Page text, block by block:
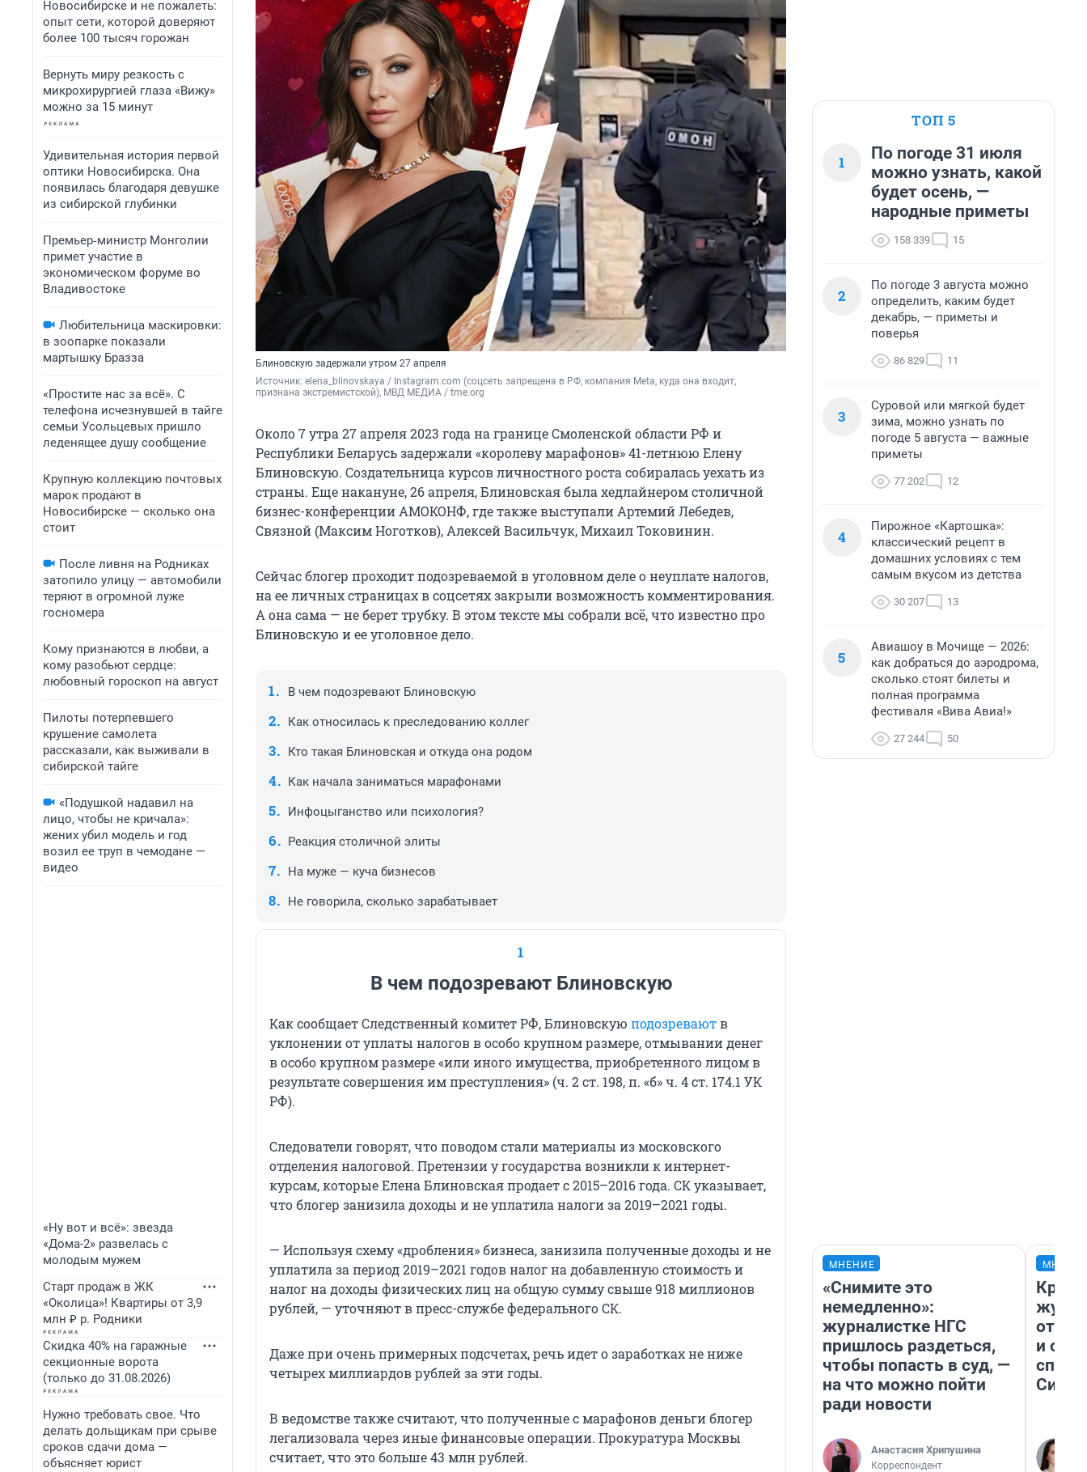
Новосибирске и не пожалеть:
опыт сети, которой доверяют
более 100 тысяч горожан
Вернуть миру резкость с
микрохирургией глаза «Вижу»
можно за 15 минут
Удивительная история первой
оптики Новосибирска. Она
появилась благодаря девушке
из сибирской глубинки
Премьер‑министр Монголии
примет участие в
экономическом форуме во
Владивостоке
Любительница маскировки:
в зоопарке показали
мартышку Бразза
«Простите нас за всё». С
телефона исчезнувшей в тайге
семьи Усольцевых пришло
леденящее душу сообщение
Крупную коллекцию почтовых
марок продают в
Новосибирске — сколько она
стоит
После ливня на Родниках
затопило улицу — автомобили
теряют в огромной луже
госномера
Кому признаются в любви, а
кому разобьют сердце:
любовный гороскоп на август
Пилоты потерпевшего
крушение самолета
рассказали, как выживали в
сибирской тайге
«Подушкой надавил на
лицо, чтобы не кричала»:
жених убил модель и год
возил ее труп в чемодане —
видео
«Ну вот и всё»: звезда
«Дома-2» развелась с
молодым мужем
Старт продаж в ЖК
«Околица»! Квартиры от 3,9
млн ₽ р. Родники
Скидка 40% на гаражные
секционные ворота
(только до 31.08.2026)
Нужно требовать свое. Что
делать дольщикам при срыве
сроков сдачи дома —
объясняет юрист
Блиновскую задержали утром 27 апреля
Источник: elena_blinovskaya / Instagram.com (соцсеть запрещена в РФ, компания Meta, куда она входит,
признана экстремистской), МВД МЕДИА / tme.org
Около 7 утра 27 апреля 2023 года на границе Смоленской области РФ и
Республики Беларусь задержали «королеву марафонов» 41-летнюю Елену
Блиновскую. Создательница курсов личностного роста собиралась уехать из
страны. Еще накануне, 26 апреля, Блиновская была хедлайнером столичной
бизнес-конференции АМОКОНФ, где также выступали Артемий Лебедев,
Связной (Максим Ноготков), Алексей Васильчук, Михаил Токовинин.
Сейчас блогер проходит подозреваемой в уголовном деле о неуплате налогов,
на ее личных страницах в соцсетях закрыли возможность комментирования.
А она сама — не берет трубку. В этом тексте мы собрали всё, что известно про
Блиновскую и ее уголовное дело.
В чем подозревают Блиновскую
Как относилась к преследованию коллег
Кто такая Блиновская и откуда она родом
Как начала заниматься марафонами
Инфоцыганство или психология?
Реакция столичной элиты
На муже — куча бизнесов
Не говорила, сколько зарабатывает
1
В чем подозревают Блиновскую
Как сообщает Следственный комитет РФ, Блиновскую подозреваютв
уклонении от уплаты налогов в особо крупном размере, отмывании денег
в особо крупном размере «или иного имущества, приобретенного лицом в
результате совершения им преступления» (ч. 2 ст. 198, п. «б» ч. 4 ст. 174.1 УК
РФ).
Следователи говорят, что поводом стали материалы из московского
отделения налоговой. Претензии у государства возникли к интернет-
курсам, которые Елена Блиновская продает с 2015–2016 года. СК указывает,
что блогер занизила доходы и не уплатила налоги за 2019–2021 годы.
— Используя схему «дробления» бизнеса, занизила полученные доходы и не
уплатила за период 2019–2021 годов налог на добавленную стоимость и
налог на доходы физических лиц на общую сумму свыше 918 миллионов
рублей, — уточняют в пресс-службе федерального СК.
Даже при очень примерных подсчетах, речь идет о заработках не ниже
четырех миллиардов рублей за эти годы.
В ведомстве также считают, что полученные с марафонов деньги блогер
легализовала через иные финансовые операции. Прокуратура Москвы
считает, что это больше 43 млн рублей.
ТОП 5
1
По погоде 31 июля
можно узнать, какой
будет осень, —
народные приметы
158 339 15
2
По погоде 3 августа можно
определить, каким будет
декабрь, — приметы и
поверья
86 829 11
3
Суровой или мягкой будет
зима, можно узнать по
погоде 5 августа — важные
приметы
77 202 12
4
Пирожное «Картошка»:
классический рецепт в
домашних условиях с тем
самым вкусом из детства
30 207 13
5
Авиашоу в Мочище — 2026:
как добраться до аэродрома,
сколько стоят билеты и
полная программа
фестиваля «Вива Авиа!»
27 244 50
МНЕНИЕ
«Снимите это
немедленно»:
журналистке НГС
пришлось раздеться,
чтобы попасть в суд, —
на что можно пойти
ради новости
Анастасия Хрипушина
Корреспондент
и